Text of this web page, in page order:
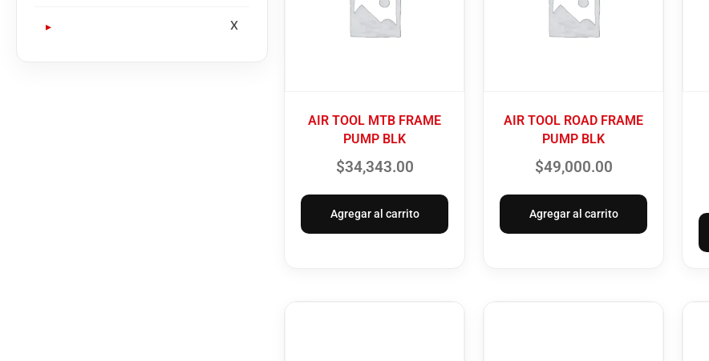
X
AIR TOOL MTB FRAME
PUMP BLK
$34,343.00
Agregar al carrito
AIR TOOL ROAD FRAME
PUMP BLK
$49,000.00
Agregar al carrito